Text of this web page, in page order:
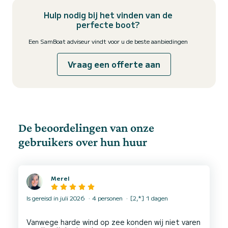
Hulp nodig bij het vinden van de
perfecte boot?
Een SamBoat adviseur vindt voor u de beste aanbiedingen
Vraag een offerte aan
De beoordelingen van onze
gebruikers over hun huur
Merel
Is gereisd in juli 2026 4 personen [2,*] 1 dagen
Vanwege harde wind op zee konden wij niet varen